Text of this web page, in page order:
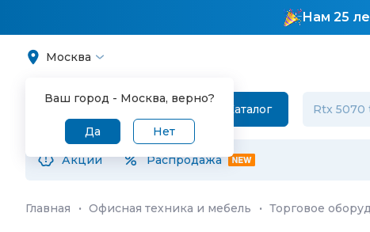
Нам 25
Москва
Ваш город - Москва, верно?
Да Нет
Каталог
Акции Распродажа
Главная · Офисная техника и мебель · Торговое